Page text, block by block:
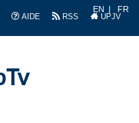
AIDE
RSS UPJV
EN FR